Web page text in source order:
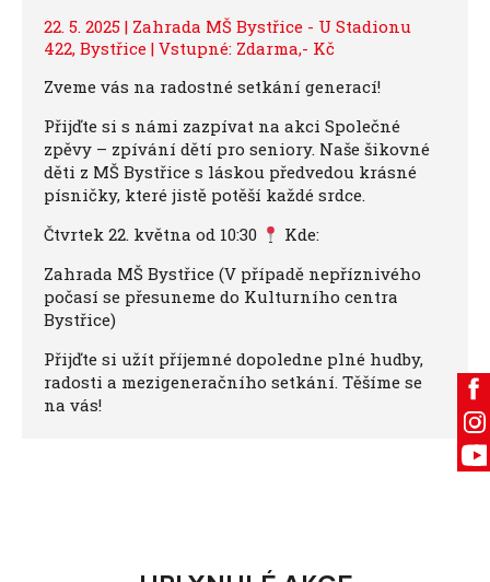
22. 5. 2025 | Zahrada MŠ Bystřice - U Stadionu
422, Bystřice | Vstupné: Zdarma,- Kč
Zveme vás na radostné setkání generací!
Přijďte si s námi zazpívat na akci Společné
zpěvy – zpívání dětí pro seniory. Naše šikovné
děti z MŠ Bystřice s láskou předvedou krásné
písničky, které jistě potěší každé srdce.
Čtvrtek 22. května od 10:30
Kde:
Zahrada MŠ Bystřice (V případě nepříznivého
počasí se přesuneme do Kulturního centra
Bystřice)
Přijďte si užít příjemné dopoledne plné hudby,
radosti a mezigeneračního setkání. Těšíme se
na vás!